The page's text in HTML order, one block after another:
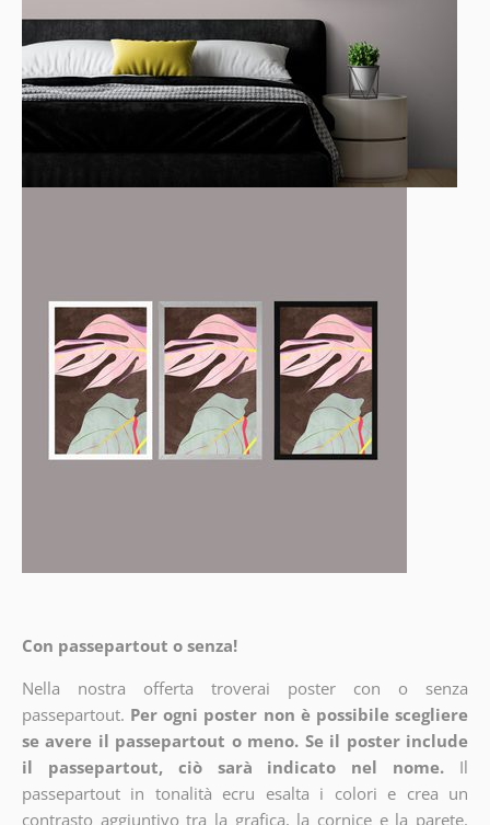
Con passepartout o senza!
Nella nostra offerta troverai poster con o senza
passepartout. Per ogni poster non è possibile scegliere
se avere il passepartout o meno. Se il poster include
il passepartout, ciò sarà indicato nel nome.
Il
passepartout in tonalità ecru esalta i colori e crea un
contrasto aggiuntivo tra la grafica, la cornice e la parete.